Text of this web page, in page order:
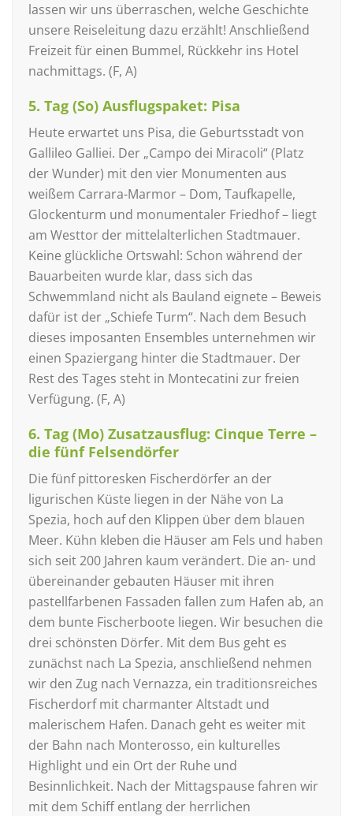
lassen wir uns überraschen, welche Geschichte
unsere Reiseleitung dazu erzählt! Anschließend
Freizeit für einen Bummel, Rückkehr ins Hotel
nachmittags. (F, A)
5. Tag (So) Ausflugspaket: Pisa
Heute erwartet uns Pisa, die Geburtsstadt von
Gallileo Galliei. Der „Campo dei Miracoli“ (Platz
der Wunder) mit den vier Monumenten aus
weißem Carrara-Marmor – Dom, Taufkapelle,
Glockenturm und monumentaler Friedhof – liegt
am Westtor der mittelalterlichen Stadtmauer.
Keine glückliche Ortswahl: Schon während der
Bauarbeiten wurde klar, dass sich das
Schwemmland nicht als Bauland eignete – Beweis
dafür ist der „Schiefe Turm“. Nach dem Besuch
dieses imposanten Ensembles unternehmen wir
einen Spaziergang hinter die Stadtmauer. Der
Rest des Tages steht in Montecatini zur freien
Verfügung. (F, A)
6. Tag (Mo) Zusatzausflug: Cinque Terre –
die fünf Felsendörfer
Die fünf pittoresken Fischerdörfer an der
ligurischen Küste liegen in der Nähe von La
Spezia, hoch auf den Klippen über dem blauen
Meer. Kühn kle­ben die Häuser am Fels und haben
sich seit 200 Jahren kaum verändert. Die an- und
übereinander gebauten Häuser mit ihren
pastellfarbenen Fassaden fallen zum Hafen ab, an
dem bunte Fischerboote liegen. Wir besuchen die
drei schönsten Dörfer. Mit dem Bus geht es
zunächst nach La Spezia, anschließend nehmen
wir den Zug nach Vernazza, ein traditionsreiches
Fischerdorf mit charmanter Altstadt und
malerischem Hafen. Danach geht es weiter mit
der Bahn nach Monterosso, ein kulturelles
Highlight und ein Ort der Ruhe und
Besinnlichkeit. Nach der Mittagspause fahren wir
mit dem Schiff entlang der herrlichen